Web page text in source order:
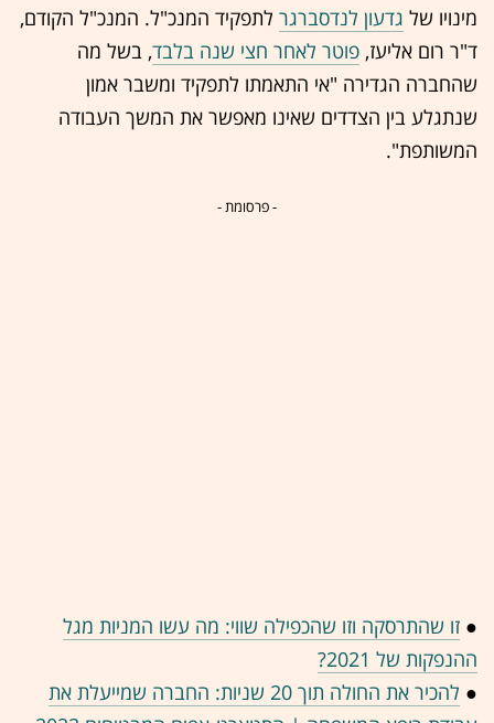
מינויו של גדעון לנדסברגר לתפקיד המנכ"ל. המנכ"ל הקודם,
ד"ר רום אליעז, פוטר לאחר חצי שנה בלבד, בשל מה
שהחברה הגדירה "אי התאמתו לתפקיד ומשבר אמון
שנתגלע בין הצדדים שאינו מאפשר את המשך העבודה
המשותפת".
- פרסומת -
● זו שהתרסקה וזו שהכפילה שווי: מה עשו המניות מגל
ההנפקות של 2021?
●
להכיר את החולה תוך 20 שניות: החברה שמייעלת את